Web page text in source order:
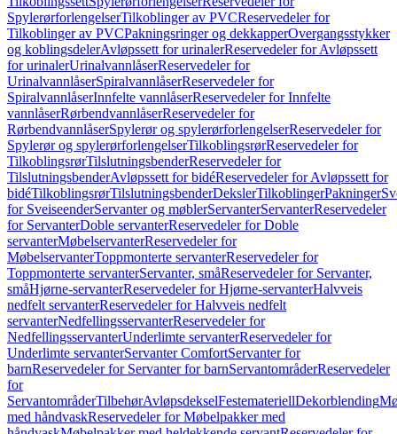
SpylerørforlengelserTilkoblinger av PVCReservedeler for
Tilkoblinger av PVCPakningsringer og dekkapperOvergangsstykker
og koblingsdelerAvløpssett for urinalerReservedeler for Avløpssett
for urinalerUrinalvannlåserReservedeler for
UrinalvannlåserSpiralvannlåserReservedeler for
SpiralvannlåserInnfelte vannlåserReservedeler for Innfelte
vannlåserRørbendvannlåserReservedeler for
RørbendvannlåserSpylerør og spylerørforlengelserReservedeler for
Spylerør og spylerørforlengelserTilkoblingsrørReservedeler for
TilkoblingsrørTilslutningsbenderReservedeler for
TilslutningsbenderAvløpssett for bidéReservedeler for Avløpssett for
bidéTilkoblingsrørTilslutningsbenderDekslerTilkoblingerPakninger
for SveiseenderServanter og møblerServanterServanterReservedeler
for ServanterDoble servanterReservedeler for Doble
servanterMøbelservanterReservedeler for
MøbelservanterToppmonterte servanterReservedeler for
Toppmonterte servanterServanter, småReservedeler for Servanter,
småHjørne-servanterReservedeler for Hjørne-servanterHalvveis
nedfelt servanterReservedeler for Halvveis nedfelt
servanterNedfellingsservanterReservedeler for
NedfellingsservanterUnderlimte servanterReservedeler for
Underlimte servanterServanter ComfortServanter for
barnReservedeler for Servanter for barnServantområderReservedeler
for
ServantområderTilbehørAvløpsdekselFestemateriellDekorblending
med håndvaskReservedeler for Møbelpakker med